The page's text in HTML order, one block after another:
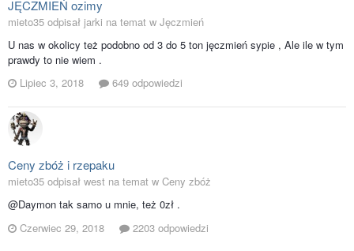
JĘCZMIEŃ ozimy
mieto35 odpisał jarki na temat w Jęczmień
U nas w okolicy też podobno od 3 do 5 ton jęczmień sypie , Ale ile w tym
prawdy to nie wiem .
Lipiec 3, 2018
649 odpowiedzi
Ceny zbóż i rzepaku
mieto35 odpisał west na temat w Ceny zbóż
@Daymon tak samo u mnie, też 0zł .
Czerwiec 29, 2018
2203 odpowiedzi